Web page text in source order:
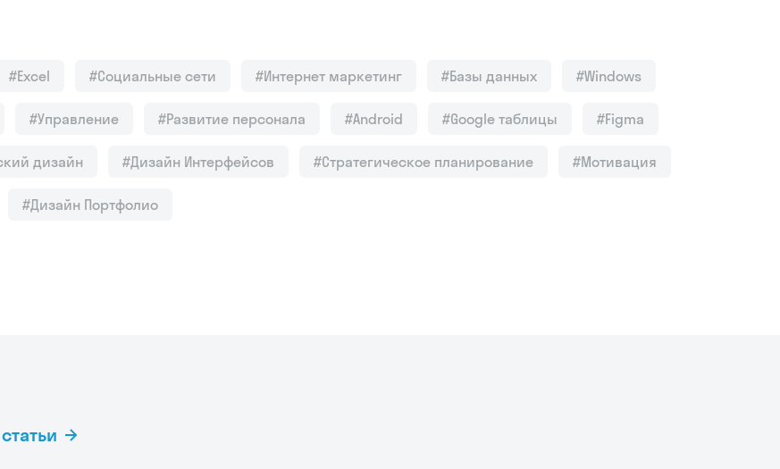
#Excel #Социальные сети #Интернет маркетинг #Базы данных #Windows
#Управление #Развитие персонала #Android #Google таблицы #Figma
дизайн #Дизайн Интерфейсов #Стратегическое планирование #Мотивация
#Дизайн Портфолио
статьи